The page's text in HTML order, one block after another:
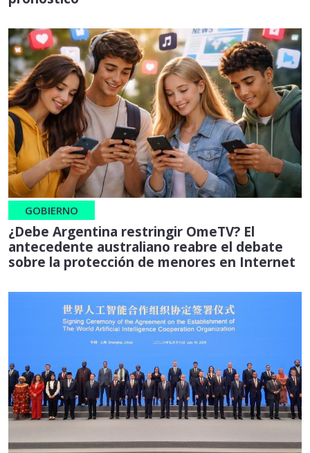
GOBIERNO
¿Debe Argentina restringir OmeTV? El
antecedente australiano reabre el debate
sobre la protección de menores en Internet